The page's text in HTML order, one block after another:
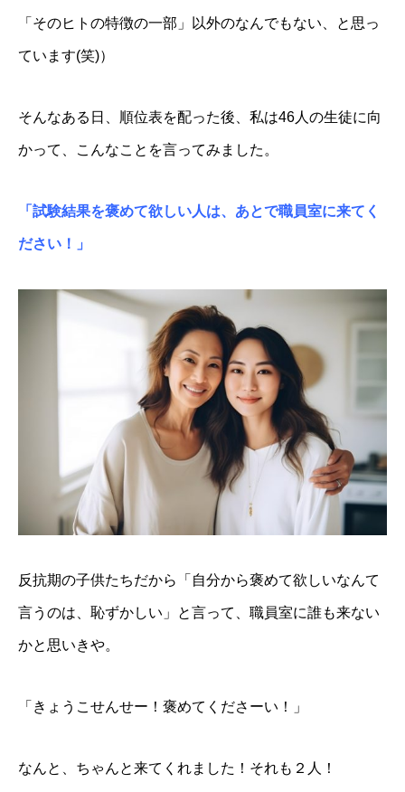
「そのヒトの特徴の一部」以外のなんでもない、と思っ
ています(笑)）
そんなある日、順位表を配った後、私は46人の生徒に向
かって、こんなことを言ってみました。
「試験結果を褒めて欲しい人は、あとで職員室に来てく
ださい！」
反抗期の子供たちだから「自分から褒めて欲しいなんて
言うのは、恥ずかしい」と言って、職員室に誰も来ない
かと思いきや。
「きょうこせんせー！褒めてくださーい！」
なんと、ちゃんと来てくれました！それも２人！